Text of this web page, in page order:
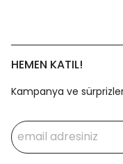
HEMEN KATIL!
Kampanya ve